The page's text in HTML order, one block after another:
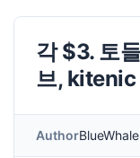
각 $3. 토
브, kitenic
AuthorBlueWhale